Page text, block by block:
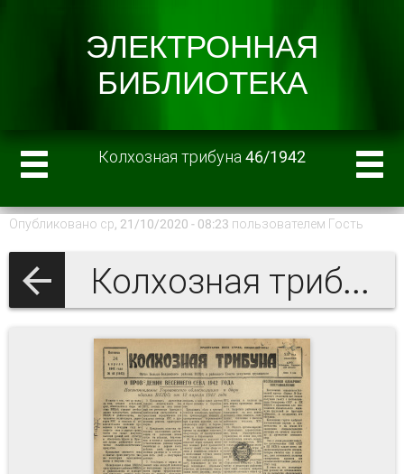
Колхозная трибуна 46/1942
Опубликовано ср, 21/10/2020 - 08:23 пользователем Гость
Колхозная трибуна 1942